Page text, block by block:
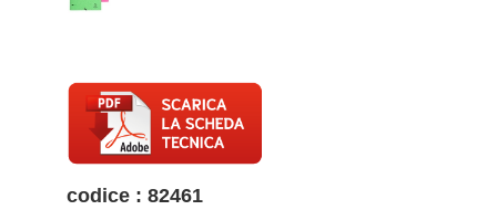
codice : 82461